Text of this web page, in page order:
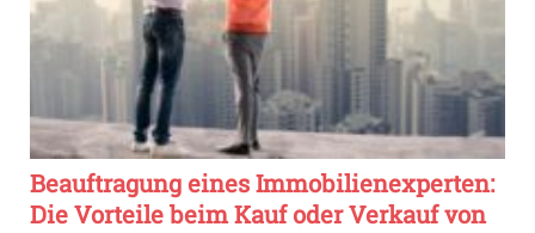
Beauftragung eines Immobilienexperten:
Die Vorteile beim Kauf oder Verkauf von